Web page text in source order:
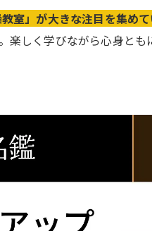
室」が大きな注目を集め
しく学びながら心身と